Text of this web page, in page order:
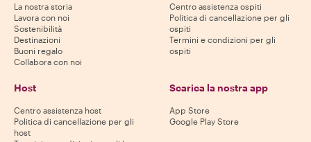
La nostra storia
Lavora con noi
Sostenibilità
Destinazioni
Buoni regalo
Collabora con noi
Centro assistenza ospiti
Politica di cancellazione per gli
ospiti
Termini e condizioni per gli
ospiti
Host
Centro assistenza host
Politica di cancellazione per gli
host
Scarica la nostra app
App Store
Google Play Store